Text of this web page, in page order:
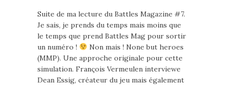
Suite de ma lecture du Battles Magazine #7.
Je sais, je prends du temps mais moins que
le temps que prend Battles Mag pour sortir
un numéro !
Non mais ! None but heroes
(MMP). Une approche originale pour cette
simulation. François Vermeulen interviewe
Dean Essig, créateur du jeu mais également